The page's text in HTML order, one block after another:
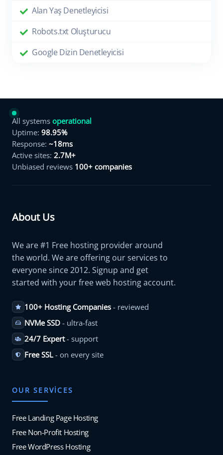
Alan Yaş Denetleyicisi
Robots.txt Oluşturucu
Google Dizin Denetleyicisi
All systems operational
Uptime: 98.95%
Response: ~18ms
Active sites: 2.7M+
Unbiased reviews 100+ companies
About Us
We are #1 Free hosting provider around
the world. We are offering our services to
everyone since 2012. Signup and get
started with your free web hosting account.
100+ Hosting Companies- reviewed
NVMe SSD- ultra-fast
24/7 Expert- support
Free SSL- on every site
OUR SERVICES
Free Landing Page Hosting
Free Non-Profit Hosting
Free WordPress Hosting